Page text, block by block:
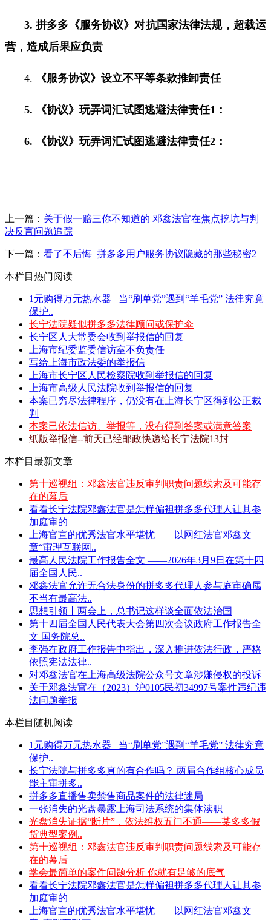
3.拼多多《服务协议》对抗国家法律法规，超载运
营，造成后果应负责
4. 《服务协议》设立不平等条款推卸责任
5. 《协议》玩弄词汇试图逃避法律责任1 ：
6. 《协议》玩弄词汇试图逃避法律责任2 ：
上一篇： 关于假一赔三你不知道的 邓鑫法官在焦点挖坑与判
决反言问题追踪
下一篇： 看了不后悔_拼多多用户服务协议隐藏的那些秘密2
本栏目热门阅读
1元购得万元热水器 _当“刷单党”遇到“羊毛党” 法律究竟
保护..
长宁法院疑似拼多多法律顾问或保护伞
长宁区人大常委会收到举报信的回复
上海市纪委监委信访室不负责任
写给上海市政法委的举报信
上海市长宁区人民检察院收到举报信的回复
上海市高级人民法院收到举报信的回复
本案已穷尽法律程序，仍没有在上海长宁区得到公正裁
判
本案已依法信访、举报等，没有得到答案或满意答案
纸版举报信--前天已经邮政快递给长宁法院13封
本栏目最新文章
第十巡视组：邓鑫法官违反审判职责问题线索及可能存
在的幕后
看看长宁法院邓鑫法官是怎样偏袒拼多多代理人让其参
加庭审的
上海官宣的优秀法官水平堪忧——以网红法官邓鑫文
章“审理互联网..
最高人民法院工作报告全文 ——2026年3月9日在第十四
届全国人民..
邓鑫法官允许无合法身份的拼多多代理人参与庭审确属
不当有最高法..
思想引领丨两会上，总书记这样谈全面依法治国
第十四届全国人民代表大会第四次会议政府工作报告全
文 国务院总..
李强在政府工作报告中指出，深入推进依法行政，严格
依照宪法法律..
对邓鑫法官在上海高级法院公众号文章涉嫌侵权的投诉
关于邓鑫法官在（2023）沪0105民初34997号案件违纪违
法问题举报
本栏目随机阅读
1元购得万元热水器 _当“刷单党”遇到“羊毛党” 法律究竟
保护..
长宁法院与拼多多真的有合作吗？ 两届合作组核心成员
能主审拼多..
拼多多直播售卖禁售商品案件的法律迷局
一张消失的光盘暴露上海司法系统的集体渎职
光盘消失证据“断片”，依法维权五门不通——某多多假
货典型案例..
第十巡视组：邓鑫法官违反审判职责问题线索及可能存
在的幕后
学会最简单的案件问题分析 你就有足够的底气
看看长宁法院邓鑫法官是怎样偏袒拼多多代理人让其参
加庭审的
上海官宣的优秀法官水平堪忧——以网红法官邓鑫文